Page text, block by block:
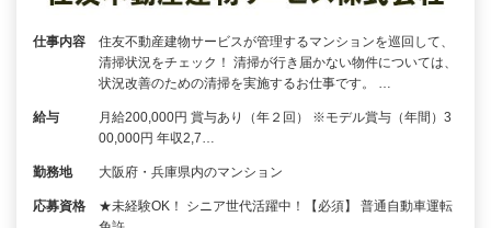
仕事内容
住友不動産建物サービスが管理するマンションを巡回して、
清掃状況をチェック！ 清掃が行き届かない物件については、
状況改善のための清掃を実施するお仕事です。 …
給与
月給200,000円 賞与あり（年２回） ※モデル賞与（年間）3
00,000円 年収2,7…
勤務地 大阪府・兵庫県内のマンション
応募資格
★未経験OK！ シニア世代活躍中！【必須】 普通自動車運転